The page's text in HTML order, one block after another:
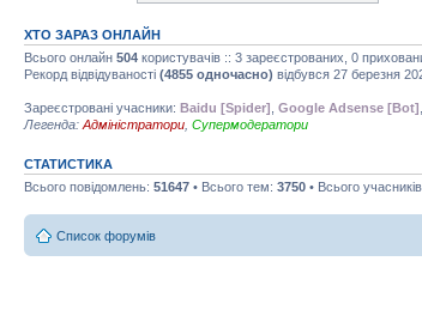
ХТО ЗАРАЗ ОНЛАЙН
Всього онлайн 504 користувачів :: 3 зареєстрованих, 0
Рекорд відвідуваності (4855 одночасно) відбувся 27 березня
Зареєстровані учасники: Baidu [Spider] Google Adsense [Bot]
Легенда: Адміністратори Супермодератори
СТАТИСТИКА
Всього повідомлень: 51647 • Всього тем: 3750 • Всього
Список форумів